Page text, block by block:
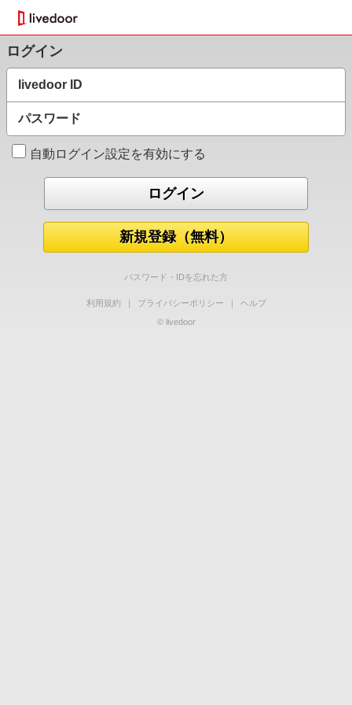
ログイン
livedoor ID
パスワード
自動ログイン設定を有効にする
新規登録（無料）
パスワード・IDを忘れた方
利用規約 ｜ プライバシーポリシー ｜
ヘルプ
© livedoor